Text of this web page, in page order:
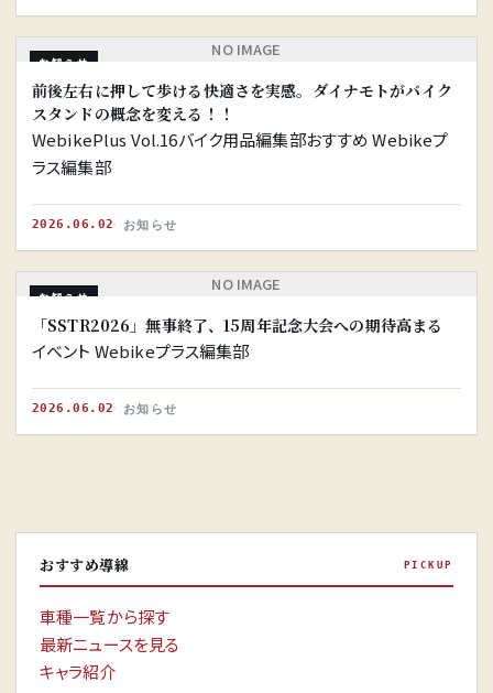
お知らせ
NO IMAGE
前後左右に押して歩ける快適さを実感。ダイナモトがバイク
スタンドの概念を変える！！
WebikePlus Vol.16バイク用品編集部おすすめ Webikeプ
ラス編集部
2026.06.02 お知らせ
お知らせ
NO IMAGE
「SSTR2026」無事終了、15周年記念大会への期待高まる
イベント Webikeプラス編集部
2026.06.02 お知らせ
おすすめ導線 PICKUP
車種一覧から探す
最新ニュースを見る
キャラ紹介